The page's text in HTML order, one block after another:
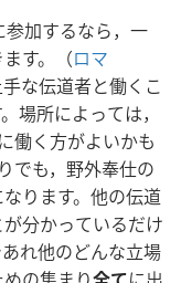
加するなら，一
す。（ロマ
な伝道者と働くこ
場所によっては，
働く方がよいかも
でも，野外奉仕の
ります。他の伝道
分かっているだけ
れ他のどんな立場